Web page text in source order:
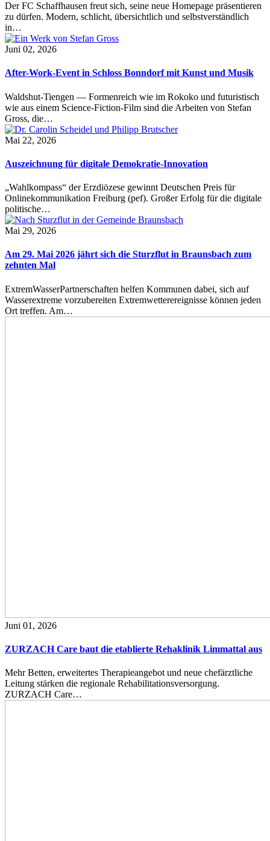
Der FC Schaffhausen freut sich, seine neue Homepage präsentieren
zu dürfen. Modern, schlicht, übersichtlich und selbstverständlich
in…
Juni 02, 2026
After-Work-Event in Schloss Bonndorf mit Kunst und Musik
Waldshut-Tiengen — Formenreich wie im Rokoko und futuristisch
wie aus einem Science-Fiction-Film sind die Arbeiten von Stefan
Gross, die…
Mai 22, 2026
Auszeichnung für digitale Demokratie-Innovation
„Wahlkompass“ der Erzdiözese gewinnt Deutschen Preis für
Onlinekommunikation Freiburg (pef). Großer Erfolg für die digitale
politische…
Mai 29, 2026
Am 29. Mai 2026 jährt sich die Sturzflut in Braunsbach zum
zehnten Mal
ExtremWasserPartnerschaften helfen Kommunen dabei, sich auf
Wasserextreme vorzubereiten Extremwetterereignisse können jeden
Ort treffen. Am…
Juni 01, 2026
ZURZACH Care baut die etablierte Rehaklinik Limmattal aus
Mehr Betten, erweitertes Therapieangebot und neue chefärztliche
Leitung stärken die regionale Rehabilitationsversorgung.
ZURZACH Care…